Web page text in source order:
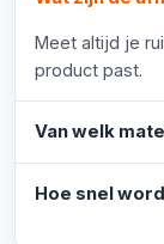
Meet altijd je
product past.
Van welk
Hoe snel